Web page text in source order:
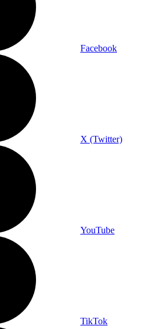
Facebook
X (Twitter)
YouTube
TikTok